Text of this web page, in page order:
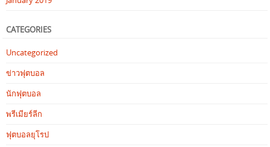
CATEGORIES
Uncategorized
ข่าวฟุตบอล
นักฟุตบอล
พรีเมียร์ลีก
ฟุตบอลยุโรป